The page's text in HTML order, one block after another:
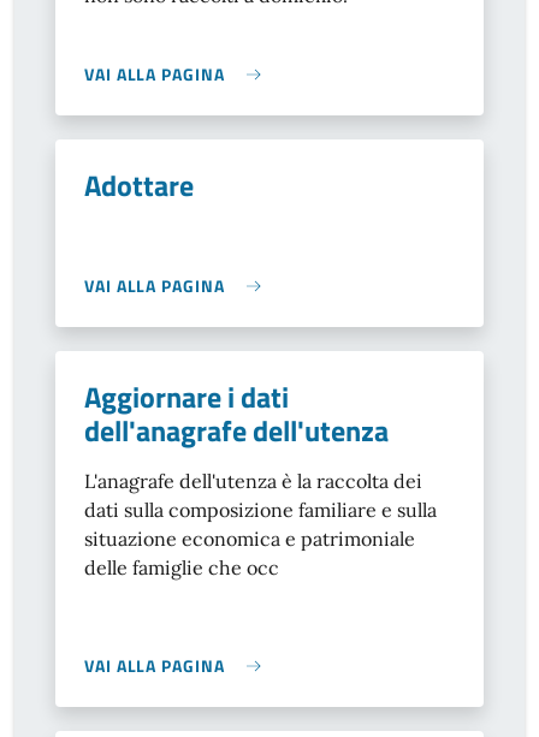
VAI ALLA PAGINA
Adottare
VAI ALLA PAGINA
Aggiornare i dati
dell'anagrafe dell'utenza
L'anagrafe dell'utenza è la raccolta dei
dati sulla composizione familiare e sulla
situazione economica e patrimoniale
delle famiglie che occ
VAI ALLA PAGINA